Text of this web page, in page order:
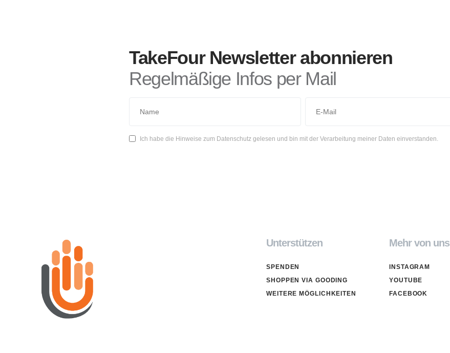
TakeFour Newsletter abonnieren
Regelmäßige Infos per Mail
Ich habe die Hinweise zum Datenschutz gelesen und bin mit der Verarbeitung meiner Daten einverstanden.
Unterstützen
SPENDEN
SHOPPEN VIA GOODING
WEITERE MÖGLICHKEITEN
Mehr von uns
INSTAGRAM
YOUTUBE
FACEBOOK